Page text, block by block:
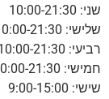
שני: 10:00-21:30
שלישי: 10:00-21:30
רביעי: 10:00-21:30
חמישי: 10:00-21:30
שישי: 9:00-15:00